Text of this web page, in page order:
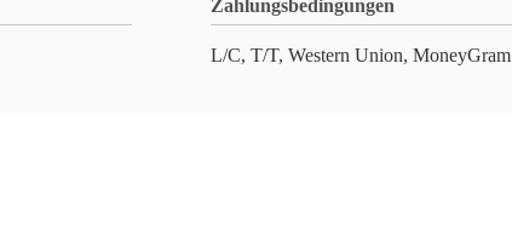
Zahlungsbedingungen
L/C, T/T, Western Union, MoneyGram